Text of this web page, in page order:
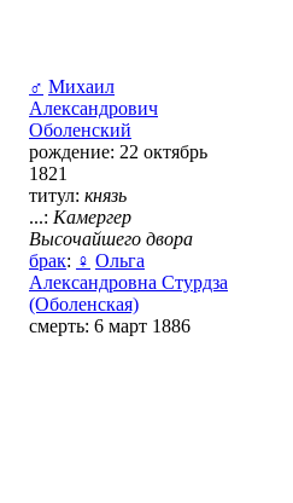
♂ Михаил
Александрович
Оболенский
рождение: 22 октябрь
1821
титул: князь
...: Камергер
Высочайшего двора
брак: ♀ Ольга
Александровна Стурдза
(Оболенская)
смерть: 6 март 1886